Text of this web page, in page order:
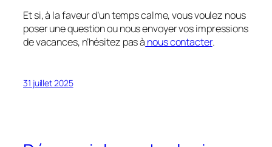
Et si, à la faveur d’un temps calme, vous voulez nous
poser une question ou nous envoyer vos impressions
de vacances, n’hésitez pas à nous contacter.
31 juillet 2025